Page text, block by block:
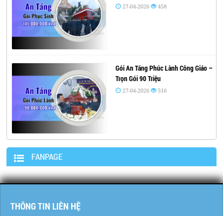
27-04-2026 458
Gói An Táng Phúc Lành Công Giáo –
Trọn Gói 90 Triệu
27-04-2026 516
FANPAGE
THÔNG TIN LIÊN HỆ